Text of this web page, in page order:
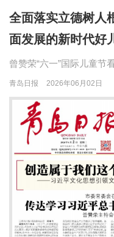
全面落实立德树人
面发展的新时代好
曾赞荣“六一”国际儿童节
青岛日报 2026年06月02日